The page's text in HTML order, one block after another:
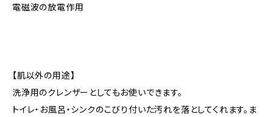
電磁波の放電作用
【肌以外の用途】
洗浄用のクレンザーとしてもお使いできます。
トイレ・お風呂・シンクのこびり付いた汚れを落としてくれます。ま